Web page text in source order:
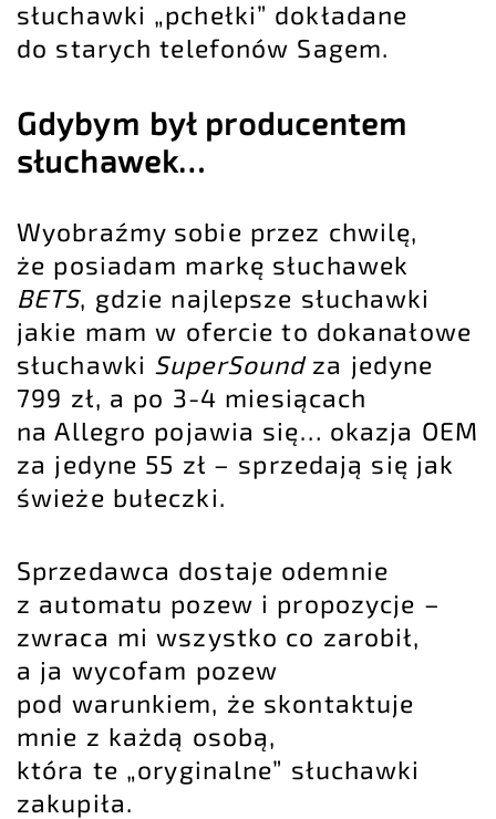
słuchawki „pchełki” dokładane
do starych telefonów Sagem.
Gdybym był producentem
słuchawek…
Wyobraźmy sobie przez chwilę,
że posiadam markę słuchawek
BETS, gdzie najlepsze słuchawki
jakie mam w ofercie to dokanałowe
słuchawki SuperSoundza jedyne
799 zł, a po 3-4 miesiącach
na Allegro pojawia się… okazja OEM
za jedyne 55 zł – sprzedają się jak
świeże bułeczki.
Sprzedawca dostaje odemnie
z automatu pozew i propozycje –
zwraca mi wszystko co zarobił,
a ja wycofam pozew
pod warunkiem, że skontaktuje
mnie z każdą osobą,
która te „oryginalne” słuchawki
zakupiła.